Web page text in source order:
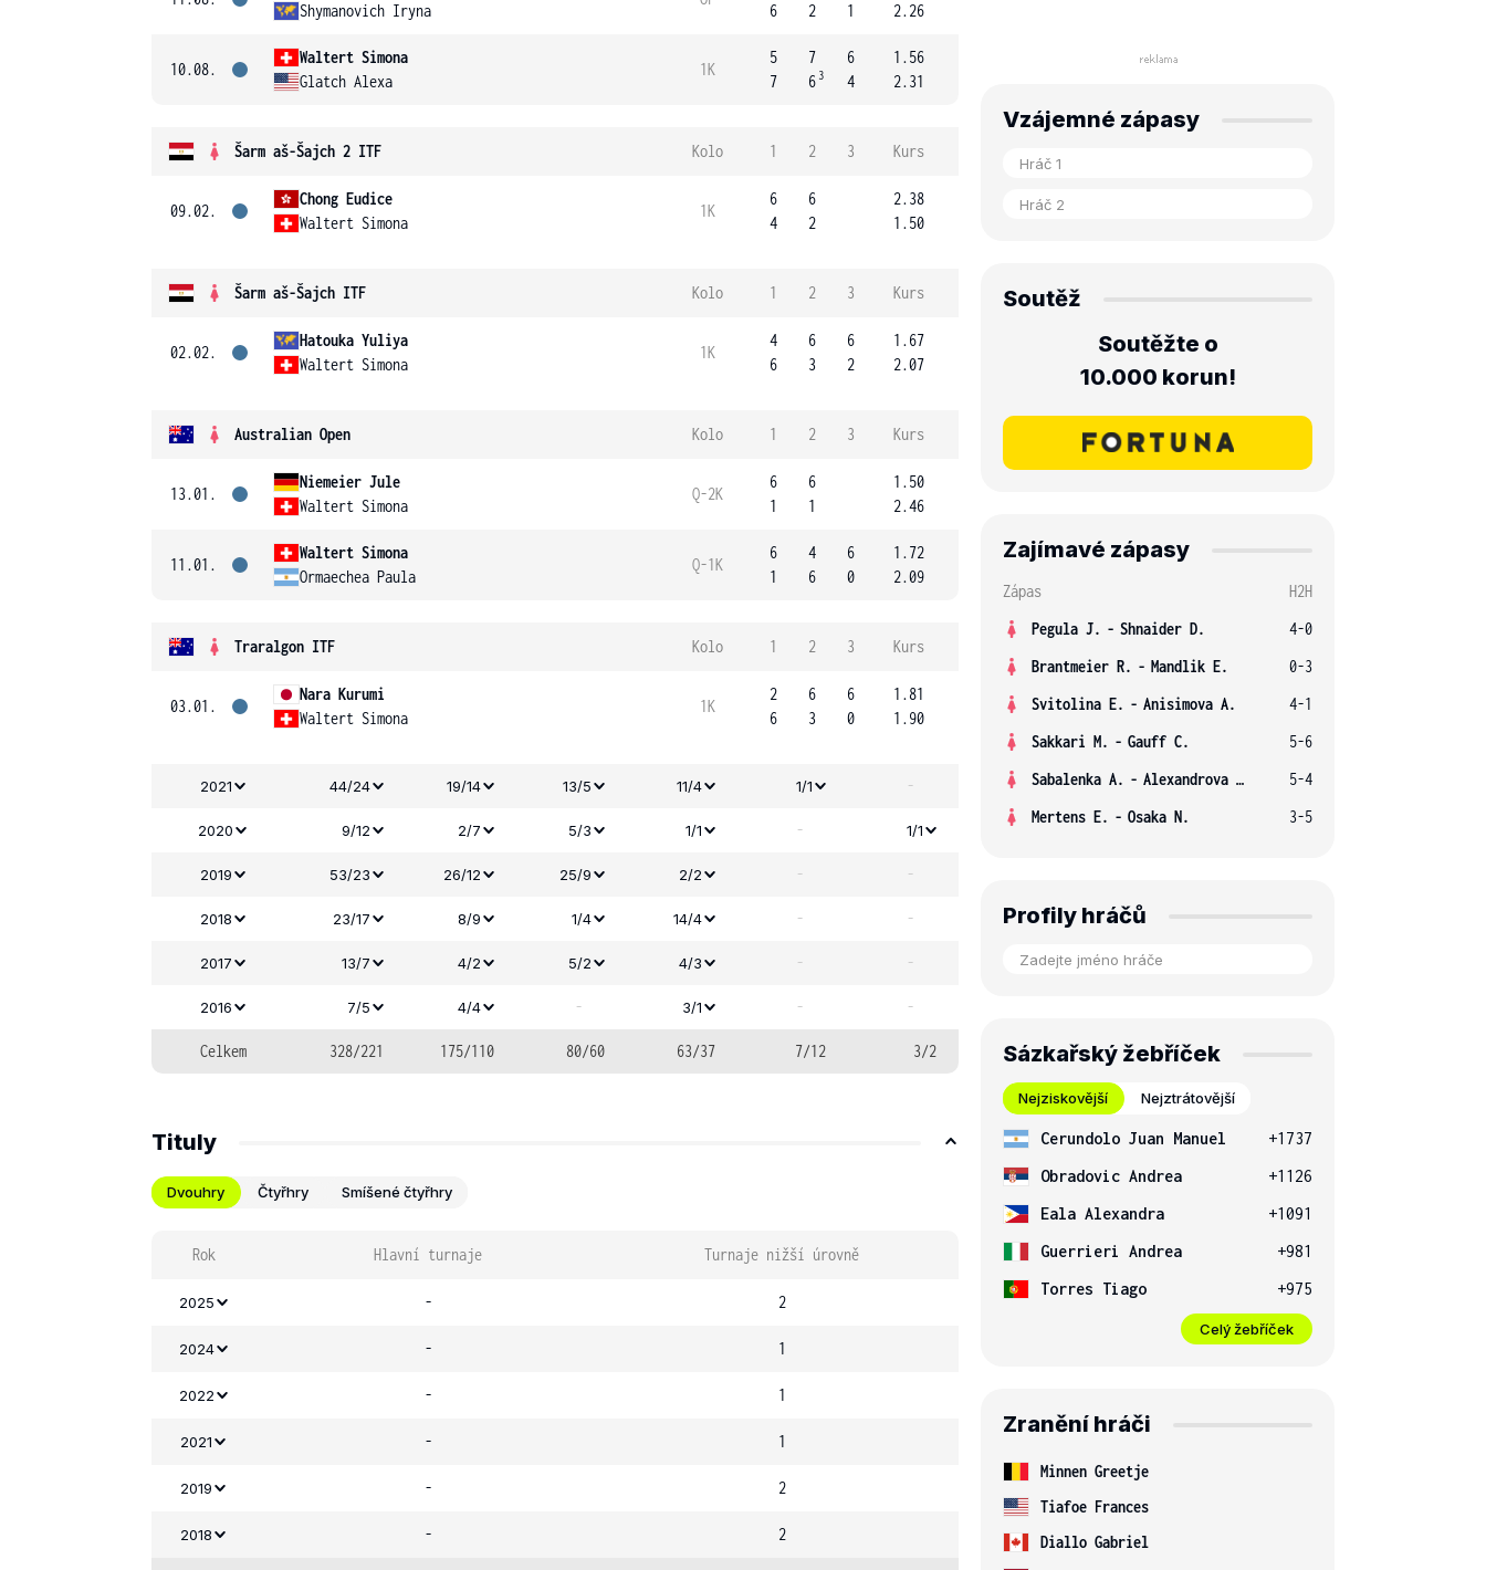
Shymanovich Iryna
6
2
1
2.26
10.08.
Waltert Simona
Glatch Alexa
1K
5
7
7
6 3
6
4
1.56
2.31
Šarm aš-Šajch 2 ITF Kolo 1 2 3 Kurs
09.02.
Chong Eudice
Waltert Simona
1K
6
4
6
2
2.38
1.50
Šarm aš-Šajch ITF Kolo 1 2 3 Kurs
02.02.
Hatouka Yuliya
Waltert Simona
1K
4
6
6
3
6
2
1.67
2.07
Australian Open Kolo 1 2 3 Kurs
13.01.
Niemeier Jule
Waltert Simona
Q-2K
6
1
6
1
1.50
2.46
11.01.
Waltert Simona
Ormaechea Paula
Q-1K
6
1
4
6
6
0
1.72
2.09
Traralgon ITF Kolo 1 2 3 Kurs
03.01.
Nara Kurumi
Waltert Simona
1K
2
6
6
3
6
0
1.81
1.90
2021 44/24 19/14 13/5 11/4 1/1 -
2020 9/12 2/7 5/3 1/1 - 1/1
2019 53/23 26/12 25/9 2/2 - -
2018 23/17 8/9 1/4 14/4 - -
2017 13/7 4/2 5/2 4/3 - -
2016 7/5 4/4 - 3/1 - -
Celkem 328/221 175/110 80/60 63/37 7/12 3/2
Tituly
Dvouhry Čtyřhry Smíšené čtyřhry
Rok Hlavní turnaje Turnaje nižší úrovně
2025 - 2
2024 - 1
2022 - 1
2021 - 1
2019 - 2
2018 - 2
Vzájemné zápasy
Soutěž
Soutěžte o
10.000 korun!
Zajímavé zápasy
Zápas
H2H
Pegula J. - Shnaider D.
4-0
Brantmeier R. - Mandlik E.
0-3
Svitolina E. - Anisimova A.
4-1
Sakkari M. - Gauff C.
5-6
Sabalenka A. - Alexandrova E.
5-4
Mertens E. - Osaka N. 3-5
Profily hráčů
Sázkařský žebříček
Nejziskovější Nejztrátovější
Cerundolo Juan Manuel
+1737
Obradovic Andrea
+1126
Eala Alexandra
+1091
Guerrieri Andrea
+981
Torres Tiago
+975
Celý žebříček
Zranění hráči
Minnen Greetje
Tiafoe Frances
Diallo Gabriel